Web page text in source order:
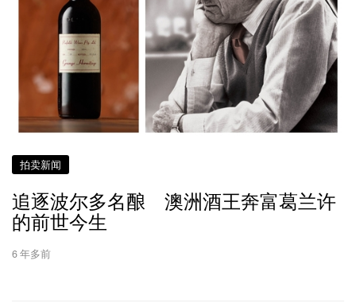
拍卖新闻
追逐波尔多名酿 澳洲酒王奔富葛兰许
的前世今生
6 年多前